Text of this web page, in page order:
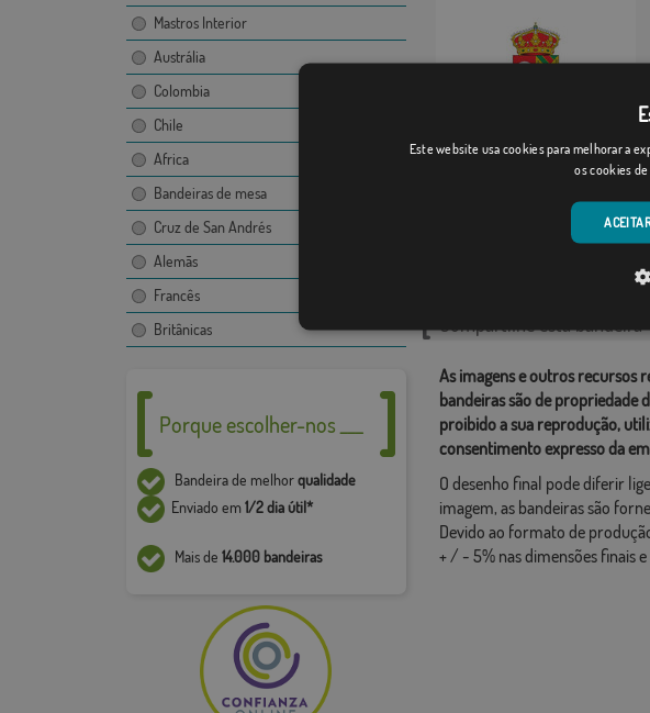
Mastros Interior
Austrália
Colombia
Chile
Africa
Bandeiras de mesa
Cruz de San Andrés
Alemãs
Francês
Britânicas
Porque escolher-nos ___
Bandeira de melhorqualidade
Enviado em1/2 dia útil*
Mais de 14.000 bandeiras
Montesclaros
Categorias relacionadas:
Compartilhe esta bandeira
As imagens e outros recursos
bandeiras são de propriedade
proibido a sua reprodução,
consentimento expresso da
O desenho final pode diferir
imagem, as bandeiras são
Devido ao formato de
+ / - 5% nas dimensões finais
Este website usa cookies para melhorar a
os cookies de